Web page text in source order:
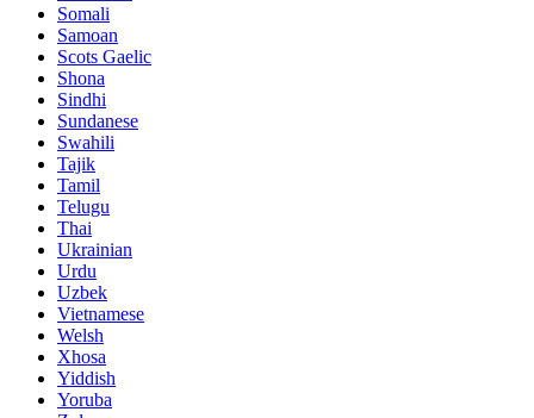
Somali
Samoan
Scots Gaelic
Shona
Sindhi
Sundanese
Swahili
Tajik
Tamil
Telugu
Thai
Ukrainian
Urdu
Uzbek
Vietnamese
Welsh
Xhosa
Yiddish
Yoruba